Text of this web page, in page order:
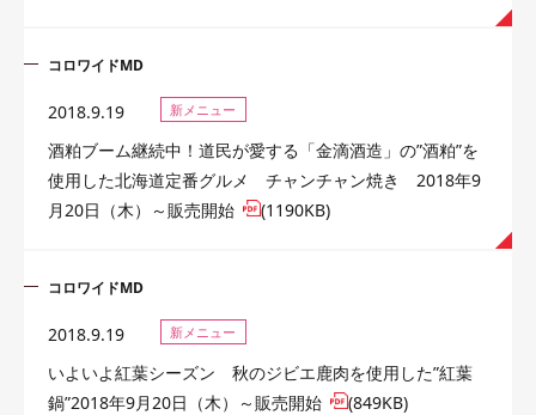
コロワイドMD
2018.9.19 新メニュー
酒粕ブーム継続中！道民が愛する「金滴酒造」の”酒粕”を
使用した北海道定番グルメ チャンチャン焼き 2018年9
月20日（木）～販売開始
(1190KB)
コロワイドMD
2018.9.19 新メニュー
いよいよ紅葉シーズン 秋のジビエ鹿肉を使用した”紅葉
鍋”2018年9月20日（木）～販売開始
(849KB)